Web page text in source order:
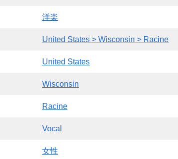
洋楽
United States > Wisconsin > Racine
United States
Wisconsin
Racine
Vocal
女性